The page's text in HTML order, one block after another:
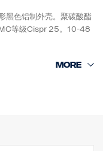
色铝制外壳。聚碳酸酯
等级Cispr 25。10-48